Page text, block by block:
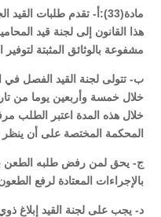
هذا القانون إلى لجنة قيد
مشفوعة بالوثائق المثبتة
ب- تتولى لجنة القيد الفصل
خلال خمسة وأربعين يوما من
خلال هذه المدة اعتبر الطلب
المحكمة المختصة على أن
ج- يحق لمن رفض طلبه الطعن
بالإجراءات المعتادة لرفع
د- يجب على لجنة القيد إبلاغ